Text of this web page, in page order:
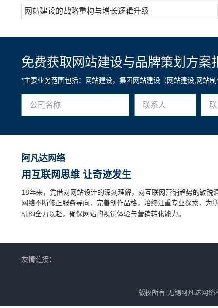
网站建设的战略重构与增长逻辑升级
免费获取网站建设与品牌策划方案
*主要业务范围包括：网站建设，集团网站建设（网站建设,网站
阿凡达网络
用互联网思维 让奇迹发生
18年来，凭借对网站设计的深刻理解，对互联网营销趋势的敏锐
网络不断修正服务导向，完善创作品格，始终注重专业探索，为
机构全力以赴，确保网站的视觉体验与营销转化能力。
友情链接：
版权所有 无锡阿凡达网